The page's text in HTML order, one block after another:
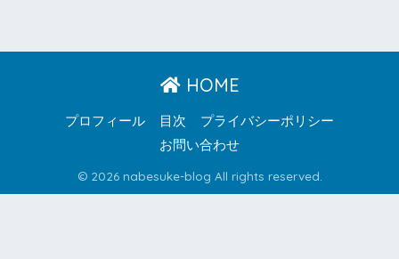
HOME
プロフィール 目次
プライバシーポリシー
お問い合わせ
© 2026 nabesuke-blog All rights reserved.